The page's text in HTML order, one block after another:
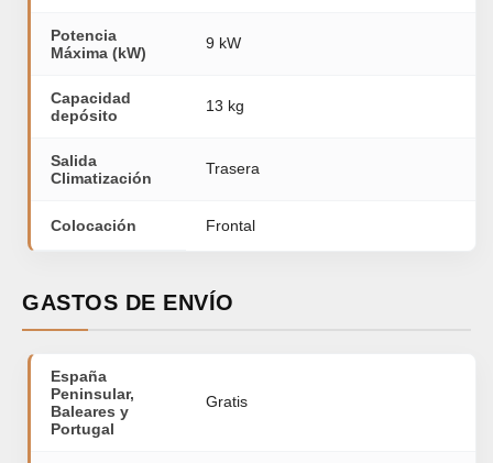
Potencia
Máxima (kW)
9 kW
Capacidad
depósito
13 kg
Salida
Climatización
Trasera
Colocación Frontal
GASTOS DE ENVÍO
España
Peninsular,
Baleares y
Portugal
Gratis